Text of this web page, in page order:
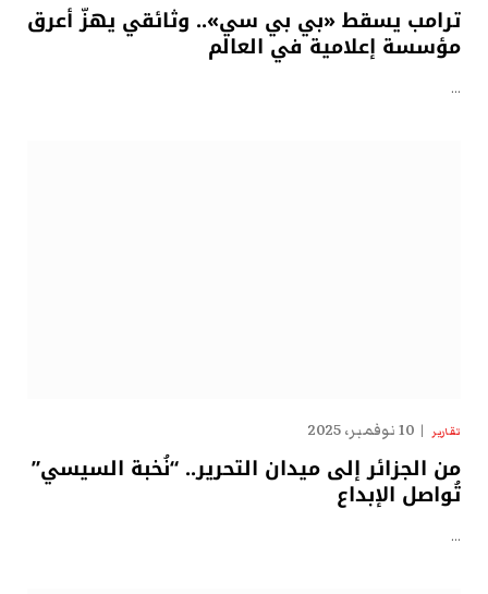
ترامب يسقط «بي بي سي».. وثائقي يهزّ أعرق
مؤسسة إعلامية في العالم
…
تقارير 10 نوفمبر، 2025
من الجزائر إلى ميدان التحرير.. “نُخبة السيسي”
تُواصل الإبداع
…